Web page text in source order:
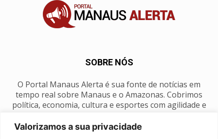
Valorizamos a sua privacidade
SOBRE NÓS
O Portal Manaus Alerta é sua fonte de notícias em
tempo real sobre Manaus e o Amazonas. Cobrimos
política, economia, cultura e esportes com agilidade e